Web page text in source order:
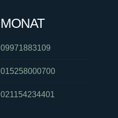
MONAT
09971883109
015258000700
021154234401